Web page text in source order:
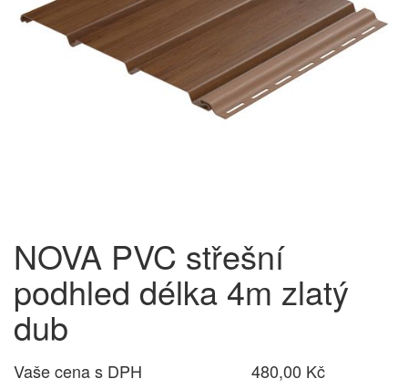
NOVA PVC střešní
podhled délka 4m zlatý
dub
Vaše cena s DPH
480,00 Kč